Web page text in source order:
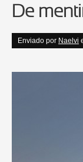
De
Enviado por Naelvi